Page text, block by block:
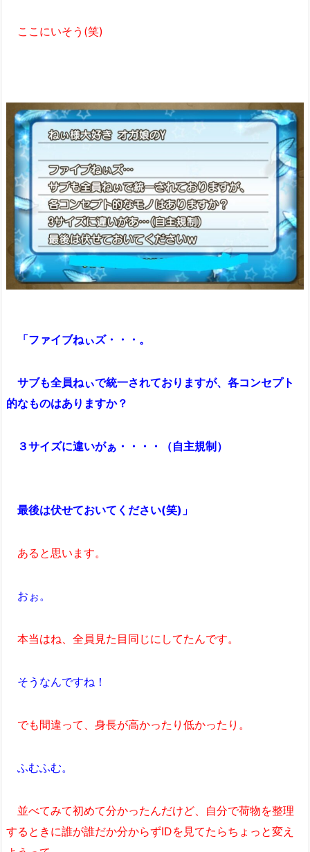
ここにいそう(笑)
「ファイブねぃズ・・・。
サブも全員ねぃで統一されておりますが、各コンセプト
的なものはありますか？
３サイズに違いがぁ・・・・（自主規制）
最後は伏せておいてください(笑)」
あると思います。
おぉ。
本当はね、全員見た目同じにしてたんです。
そうなんですね！
でも間違って、身長が高かったり低かったり。
ふむふむ。
並べてみて初めて分かったんだけど、自分で荷物を整理
するときに誰が誰だか分からずIDを見てたらちょっと変え